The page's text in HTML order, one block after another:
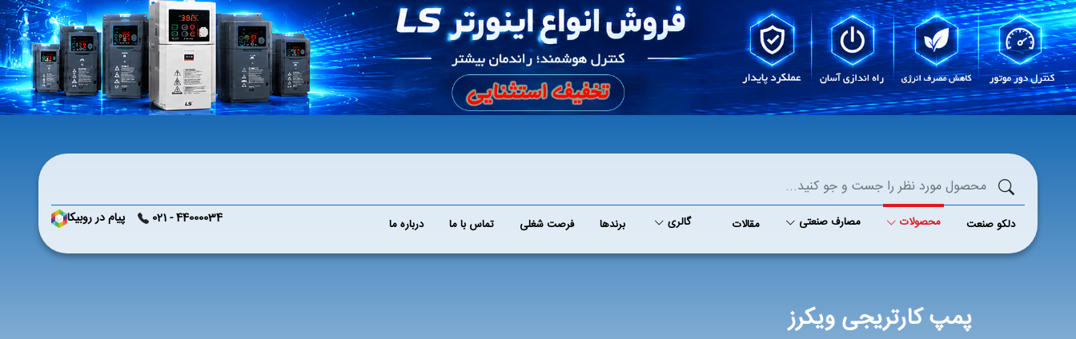
دلکو صنعت محصولات مصارف صنعتی مقالات گالری برند‌ها فرصت شغلی تماس با ما درباره ما 44000034 - 021 پیام در روبیکا
پمپ کارتریجی ویکرز